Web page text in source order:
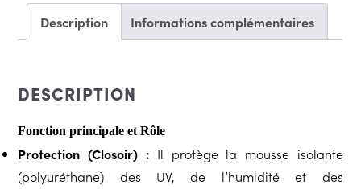
Description Informations complémentaires
DESCRIPTION
Fonction principale et Rôle
Protection (Closoir) : Il protège la mousse isolante
(polyuréthane) des UV, de l’humidité et des